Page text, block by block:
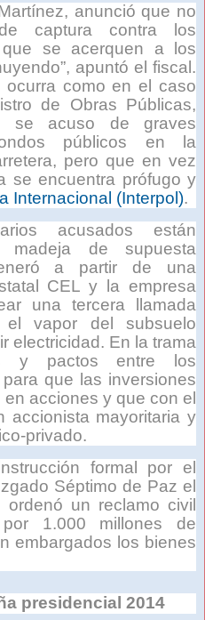
anunció que no
captura contra los
que se acerquen a los
apuntó el fiscal.
como en el caso
de Obras Públicas,
se acuso de graves
públicos en la
pero que en vez
se encuentra prófugo y
Internacional (Interpol).
acusados están
madeja de supuesta
a partir de una
CEL y la empresa
una tercera llamada
el vapor del subsuelo
electricidad. En la trama
y pactos entre los
que las inversiones
acciones y que con el
accionista mayoritaria y
privado.
formal por el
Séptimo de Paz el
un reclamo civil
1.000 millones de
embargados los bienes
presidencial 2014